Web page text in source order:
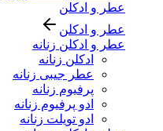
عطر و ادکلن
عطر و ادکلن
عطر و ادکلن زنانه
ادکلن زنانه
عطر جیبی زنانه
پرفیوم زنانه
ادو پرفیوم زنانه
ادو تویلت زنانه